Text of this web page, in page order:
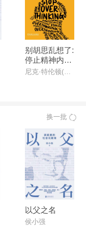
别胡思乱想了:
停止精神内耗
的23个方法
换一批
以父之名
侯小强